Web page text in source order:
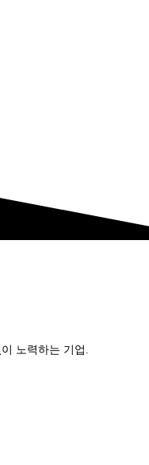
노력하는 기업.